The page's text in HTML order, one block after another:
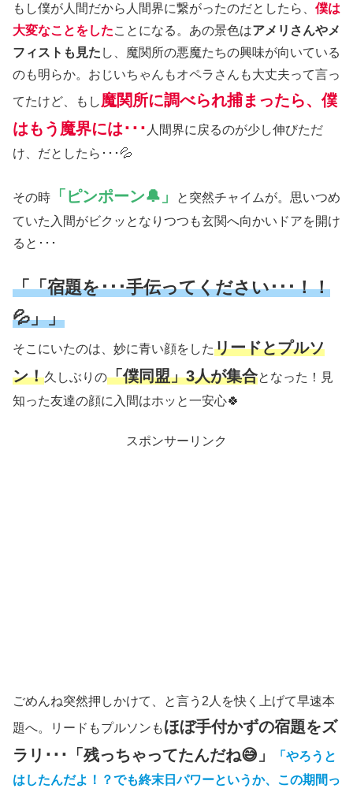
もし僕が人間だから人間界に繋がったのだとしたら、 僕は
大変なことをしたことになる。あの景色はアメリさんやメ
フィストも見た し、魔関所の悪魔たちの興味が向いている
のも明らか。おじいちゃんもオペラさんも大丈夫って言っ
てたけど、もし 魔関所に調べられ捕まったら、僕
はもう魔界には･･･ 人間界に戻るのが少し伸びただ
け、だとしたら･･･💦
その時 「ピンポーン🔔」
と突然チャイムが。思いつめ
ていた入間がビクッとなりつつも玄関へ向かいドアを開け
ると･･･
「「宿題を･･･手伝ってください･･･！！
💦」」
そこにいたのは、妙に青い顔をしたリードとプルソ
ン！久しぶりの「僕同盟」3人が集合となった！見
知った友達の顔に入間はホッと一安心🍀
スポンサーリンク
ごめんね突然押しかけて、と言う2人を快く上げて早速本
題へ。リードもプルソンもほぼ手付かずの宿題をズ
ラリ･･･「残っちゃってたんだね😅」
「やろうと
はしたんだよ！？でも終末日パワーというか、この期間っ